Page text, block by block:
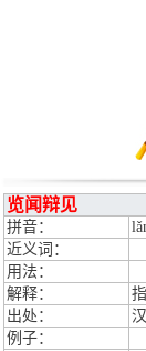
览闻辩见
拼音：
近义词：
用法：
解释：
出处：
例子：